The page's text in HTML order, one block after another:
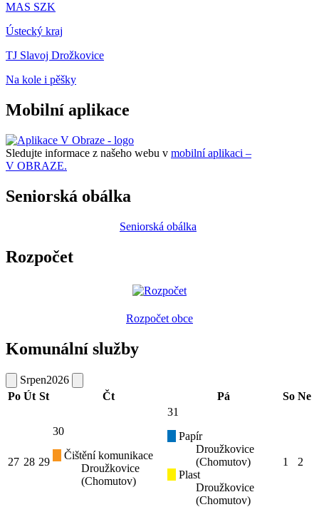
MAS SZK
Ústecký kraj
TJ Slavoj Drožkovice
Na kole i pěšky
Mobilní aplikace
Sledujte informace z našeho webu v mobilní aplikaci –
V OBRAZE.
Seniorská obálka
Seniorská obálka
Rozpočet
Rozpočet obce
Komunální služby
Srpen2026
Po Út St Čt Pá So Ne
27 28 29
30
Čištění komunikace
Droužkovice
(Chomutov)
31
Papír
Droužkovice
(Chomutov)
Plast
Droužkovice
(Chomutov)
1 2